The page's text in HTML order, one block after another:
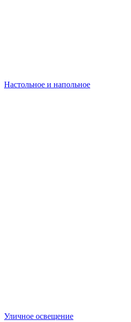
Настольное и напольное
Уличное освещение